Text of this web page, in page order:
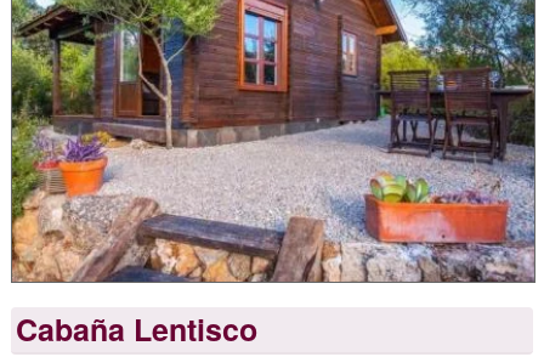
Cabaña Lentisco